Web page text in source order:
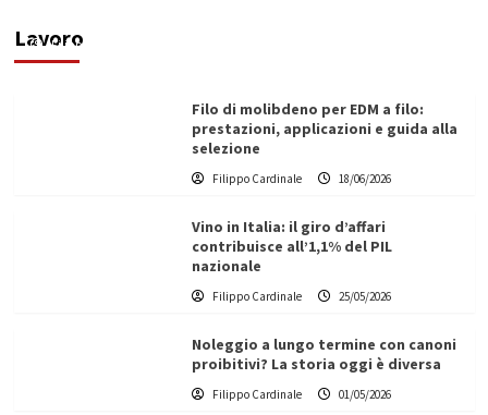
LavoroFilippo Cardinale
Filo di molibdeno per EDM a filo:
prestazioni, applicazioni e guida alla
selezione
Filippo Cardinale 18/06/2026
Vino in Italia: il giro d’affari
contribuisce all’1,1% del PIL
nazionale
Filippo Cardinale 25/05/2026
Noleggio a lungo termine con canoni
proibitivi? La storia oggi è diversa
Filippo Cardinale 01/05/2026